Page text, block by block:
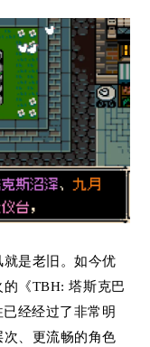
是老旧。如今优
《TBH: 塔斯克巴
经经过了非常明
、更流畅的角色